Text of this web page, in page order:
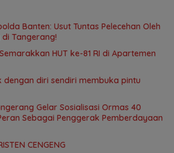
Banten: Usut Tuntas Pelecehan Oleh
di Tangerang!
HUT ke-81 RI di Apartemen
dengan diri sendiri membuka pintu
Gelar Sosialisasi Ormas 40
Sebagai Penggerak Pemberdayaan
JANGAN MENJADI KRISTEN CENGENG